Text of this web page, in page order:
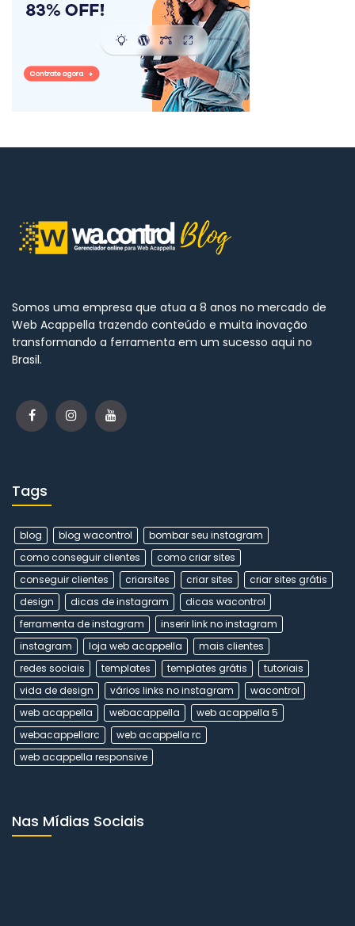
Somos uma empresa que atua a 8 anos no mercado de
Web Acappella trazendo conteúdo e muita inovação
transformando a ferramenta em um sucesso aqui no
Brasil.
Tags
blog blog wacontrol
bombar seu instagram
como conseguir clientes
como criar sites
conseguir clientes
criarsites criar sites
criar sites grátis
design
dicas de instagram
dicas wacontrol
ferramenta de instagram
inserir link no instagram
instagram
loja web acappella
mais clientes
redes sociais
templates templates grátis
tutoriais
vida de design
vários links no instagram
wacontrol
web acappella
webacappella
web acappella 5
webacappellarc
web acappella rc
web acappella responsive
Nas Mídias Sociais